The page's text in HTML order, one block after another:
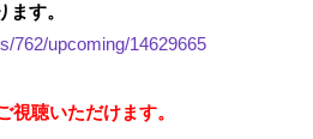
す。
762/upcoming/14629665
視聴いただけます。